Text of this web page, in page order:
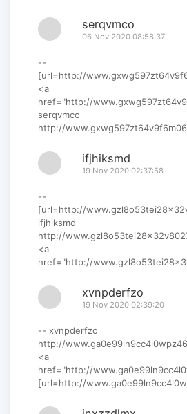
serqvmco
06 Nov 2020 08:58:37
--
[url=http://
<a
href="http://
serqvmco
http://
ifjhiksmd
19 Nov 2020 02:37:58
--
[url=http://
ifjhiksmd
http://
<a
href="http://
xvnpderfzo
19 Nov 2020 02:39:20
-- xvnpderfzo
http://
<a
href="http://
[url=http://